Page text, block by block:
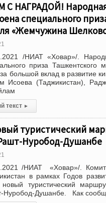
С НАГРАДОЙ!
специального
«Жемчужина
/НИАТ «Ховар»/.
приза
большой вклад в развитие
Исоева (Таджикистан),
текст ▸
туристический
Нуробод-Душанбе
/НИАТ «Ховар»/.
в рамках Годов
новый туристический
Нуробод-Душанбе. Как